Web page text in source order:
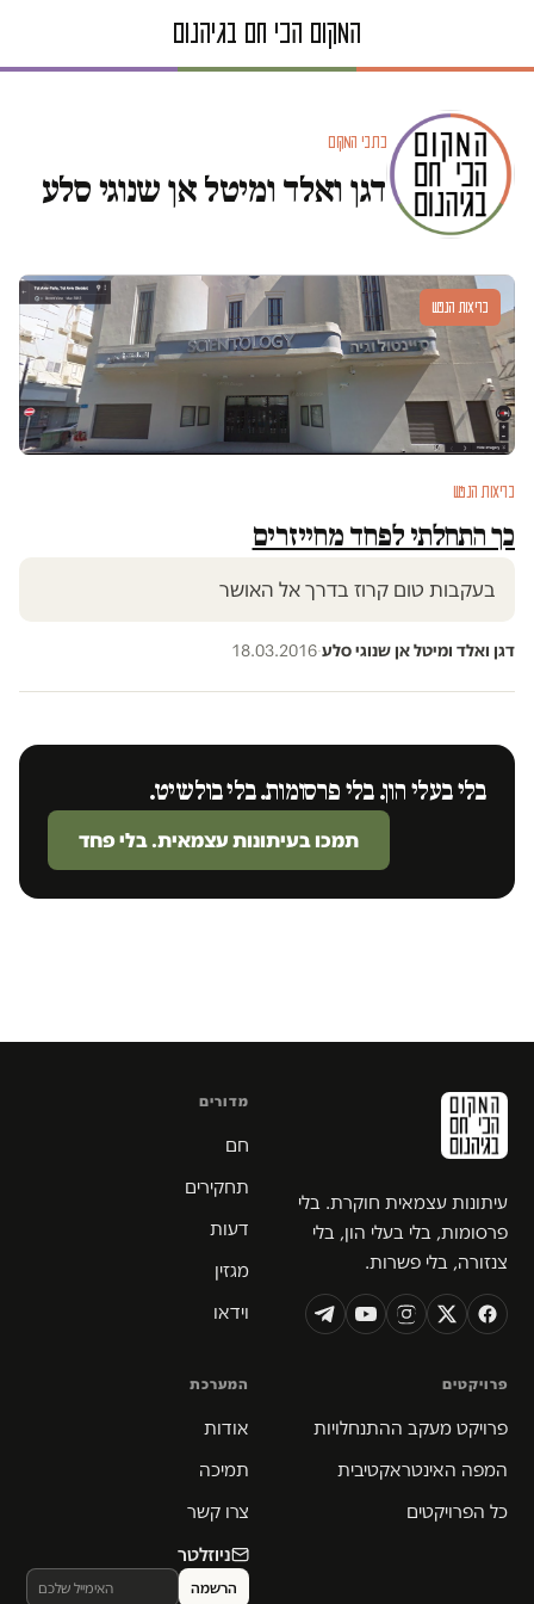
כתבי המקום
דגן ואלד ומיטל אן שנוגי סלע
בריאות הנפש
בריאות הנפש
כך התחלתי לפחד מחייזרים
בעקבות טום קרוז בדרך אל האושר
דגן ואלד ומיטל אן שנוגי סלע·
18.03.2016
בלי בעלי הון. בלי פרסומות. בלי בולשיט.
תמכו בעיתונות עצמאית. בלי פחד
עיתונות עצמאית חוקרת. בלי
פרסומות, בלי בעלי הון, בלי
צנזורה, בלי פשרות.
מדורים
חם
תחקירים
דעות
מגזין
וידאו
פרויקטים
פרויקט מעקב ההתנחלויות
המפה האינטראקטיבית
כל הפרויקטים
המערכת
אודות
תמיכה
צרו קשר
ניוזלטר